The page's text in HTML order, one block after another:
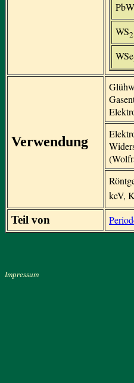
WS2
WSe
Verwendung
keV, K
Teil von
Impressum